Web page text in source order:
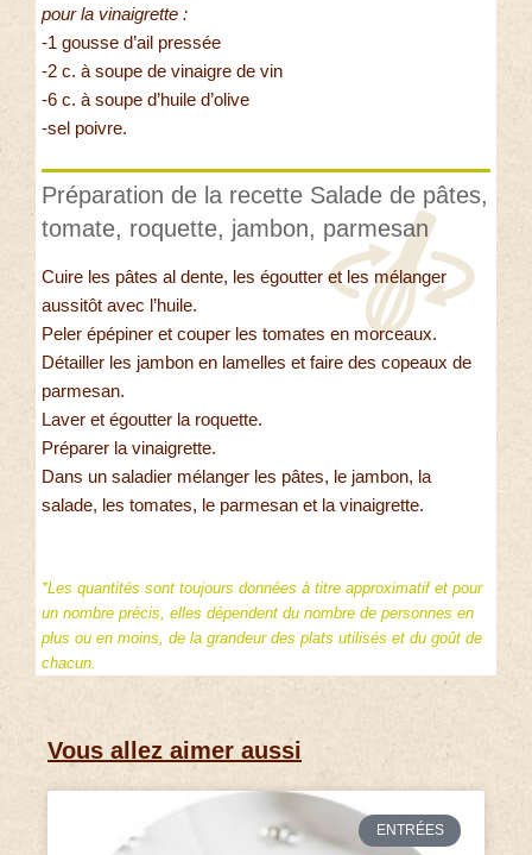
pour la vinaigrette :
-1 gousse d’ail pressée
-2 c. à soupe de vinaigre de vin
-6 c. à soupe d’huile d’olive
-sel poivre.
Préparation de la recette Salade de pâtes,
tomate, roquette, jambon, parmesan
Cuire les pâtes al dente, les égoutter et les mélanger
aussitôt avec l’huile.
Peler épépiner et couper les tomates en morceaux.
Détailler les jambon en lamelles et faire des copeaux de
parmesan.
Laver et égoutter la roquette.
Préparer la vinaigrette.
Dans un saladier mélanger les pâtes, le jambon, la
salade, les tomates, le parmesan et la vinaigrette.
*Les quantités sont toujours données à titre approximatif et pour
un nombre précis, elles dépendent du nombre de personnes en
plus ou en moins, de la grandeur des plats utilisés et du goût de
chacun.
Vous allez aimer aussi
ENTRÉES